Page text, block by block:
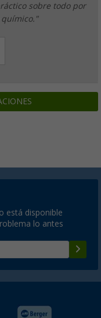
sobre todo por
está disponible
lo antes